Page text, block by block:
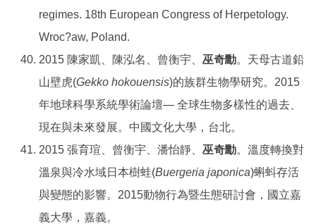
regimes. 18th European Congress of Herpetology.
Wroc?aw, Poland.
2015 陳家凱、陳泓名、曾衡宇、 巫奇勳。天母古道鉛
山壁虎(Gekko hokouensis)的族群生物學研究。2015
年地球科學系統學術論壇— 全球生物多樣性的過去、
現在與未來發展。中國文化大學，台北。
2015 張育瑄、曾衡宇、潘怡靜、 巫奇勳。溫度轉換對
溫泉與冷水域日本樹蛙(Buergeria japonica)蝌蚪存活
與變態的影響。2015動物行為暨生態研討會，國立嘉
義大學，嘉義。